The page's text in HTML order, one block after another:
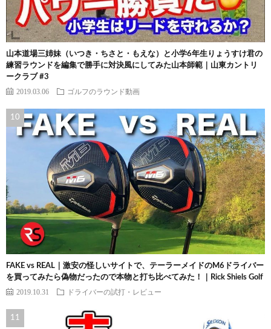
山本道場三姉妹（いつき・ちさと・もえな）と小学6年生りょうすけ君の
練習ラウンドを編集で勝手に対決風にしてみた山本師範｜山東カントリ
ークラブ #3
2019.03.06 ゴルフのラウンド動画
FAKE vs REAL｜激安の怪しいサイトで、テーラーメイドのM6ドライバー
を買ってみたら偽物だったので本物と打ち比べてみた！｜Rick Shiels Golf
2019.10.31 ドライバーの試打・レビュー